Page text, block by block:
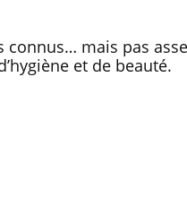
connus… mais pas
et de beauté.